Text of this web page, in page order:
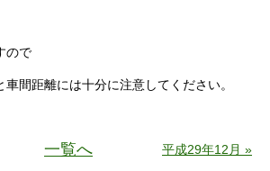
ので
間距離には十分に注意してください。
一覧へ 平成29年12月 »